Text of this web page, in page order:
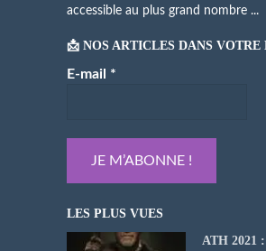
accessible au plus grand nombre ...
📩 NOS ARTICLES DANS
E-mail *
LES PLUS VUES
ATH 2021